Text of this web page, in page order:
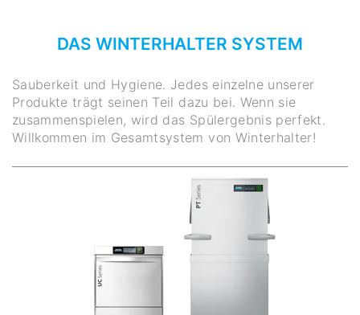
DAS WINTERHALTER SYSTEM
Sauberkeit und Hygiene. Jedes einzelne unserer
Produkte trägt seinen Teil dazu bei. Wenn sie
zusammenspielen, wird das Spülergebnis perfekt.
Willkommen im Gesamtsystem von Winterhalter!